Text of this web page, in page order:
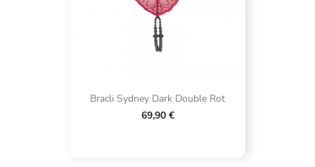
Bracli Sydney Dark Double Rot
69,90 €